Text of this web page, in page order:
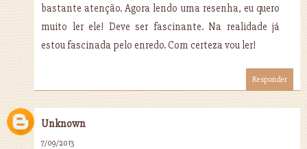
bastante atenção. Agora lendo uma resenha, eu quero
muito ler ele! Deve ser fascinante. Na realidade já
estou fascinada pelo enredo. Com certeza vou ler!
Responder
Unknown
7/09/2013